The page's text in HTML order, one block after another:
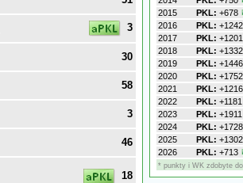
3
30
58
3
46
18
2015
PKL: +678
2016
PKL: +1242
2017
PKL: +1201
2018
PKL: +1332
2019
PKL: +1446
2020
PKL: +1752
2021
PKL: +1216
2022
PKL: +1181
2023
PKL: +1911
2024
PKL: +1728
2025
PKL: +1302
2026
PKL: +713
* punkty i WK zdobyte